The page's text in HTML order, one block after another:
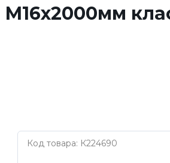
Код товара: К224690